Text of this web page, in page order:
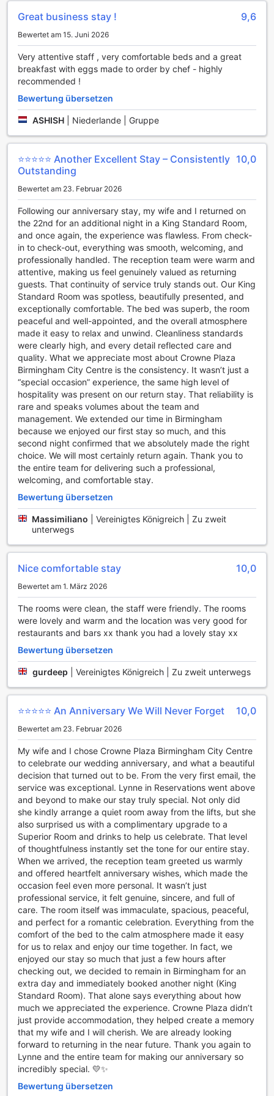
ereignisreichen Tag zu entspannen. Genießen Sie einen
exquisiten Cocktail oder ein kühles Bier in geselliger Runde,
während Sie die entspannte Atmosphäre und das moderne
Design der Bar auf sich wirken lassen.
Darüber hinaus verfügt das Hotel über einen einladenden
Gemeinschaftsbereich mit einem Fernseher, wo Gäste
zusammenkommen können, um ihre Lieblingssendungen
oder Sportereignisse zu verfolgen. Diese gemütliche
Lounge ist ideal für gesellige Abende mit Freunden oder
anderen Reisenden. Wenn Sie Lust auf Shopping haben,
können Sie die nahegelegenen Geschäfte erkunden, die
eine Vielzahl von Angeboten bieten. Das Crowne Plaza
Birmingham City ist somit der perfekte Ort für Unterhaltung
und Geselligkeit während Ihres Aufenthalts in Birmingham.
Das Crowne Plaza Birmingham City bietet seinen Gästen
eine herausragende Auswahl an Sporteinrichtungen, die
sowohl für Fitnessbegeisterte als auch für Freizeitspieler
ideal sind. Das moderne Fitnesscenter ist rund um die Uhr
geöffnet und ermöglicht es den Gästen, jederzeit ihr
individuelles Training zu absolvieren. Mit einer Vielzahl von
hochmodernen Geräten, darunter Cardiogeräte,
Kraftmaschinen und Freihanteln, können Sie Ihr Fitnessziel
bequem während Ihres Aufenthalts verfolgen.
Für Tennisliebhaber stehen im Hotel mehrere Tennisplätze
zur Verfügung, die sowohl für Anfänger als auch für
erfahrene Spieler geeignet sind. Diese gut gepflegten
Plätze bieten die perfekte Kulisse für ein spannendes
Match oder ein entspanntes Spiel mit Freunden. Egal, ob
Sie Ihre Fähigkeiten verbessern oder einfach nur Spaß
haben möchten, die Tennisanlagen im Crowne Plaza
Birmingham City sorgen für ein aktives und unterhaltsames
Erlebnis während Ihres Aufenthalts.
Bequeme Annehmlichkeiten im Crowne Plaza
Birmingham City
eine Vielzahl an bequemen Annehmlichkeiten, die den
Aufenthalt zu einem unvergesslichen Erlebnis machen. Der
erstklassige Wäscheservice, einschließlich
Trockenreinigung, sorgt dafür, dass Ihre Kleidung immer
frisch und gepflegt bleibt. Für diejenigen, die es schätzen,
ihre Mahlzeiten in der Privatsphäre ihres Zimmers zu
genießen, steht ein erstklassiger Zimmerservice zur
Verfügung, der eine köstliche Auswahl an Speisen und
Getränken bietet. Darüber hinaus sorgt der Concierge-
Service dafür, dass alle Wünsche und Fragen der Gäste
erfüllt werden, sei es bei der Organisation von Ausflügen
oder bei der Empfehlung von lokalen Attraktionen.
Die Lage des Hotels in Birmingham ermöglicht es den
Gästen, sich in den öffentlichen Bereichen dank
kostenlosem WLAN zu vernetzen und ihre Online-
Aktivitäten ohne Unterbrechung fortzusetzen. Jedes
Zimmer ist ebenfalls mit kostenlosem WLAN ausgestattet,
sodass Sie auch während Ihres Aufenthalts in Verbindung
Raucherbereich, der einen angenehmen Rückzugsort
bietet. Der Express-Check-in/Check-out sowie die
Gepäckaufbewahrung erleichtern den An- und
Abreiseprozess, während der tägliche Reinigungsservice
dafür sorgt, dass Ihr Zimmer stets in einwandfreiem
Zustand ist. Im Crowne Plaza Birmingham City sind alle
Annehmlichkeiten vorhanden, um Ihren Aufenthalt so
komfortabel und angenehm wie möglich zu gestalten.
Transportmöglichkeiten im Crowne Plaza Birmingham
City
Das Crowne Plaza Birmingham City bietet seinen Gästen
eine hervorragende Auswahl an Transportmöglichkeiten,
die den Aufenthalt in dieser pulsierenden Stadt noch
angenehmer gestalten. Die bequeme Anbindung an den
Flughafen ist ein Highlight, da der Hoteltransfer eine
stressfreie Anreise garantiert. Gäste können sich auf einen
reibungslosen Transfer freuen, der sie schnell und
komfortabel zu ihrem Ziel bringt.
Zusätzlich zu den Flughafen-Transfers bietet das Hotel
auch die Möglichkeit, verschiedene Touren zu buchen. So
können Gäste die schönsten Sehenswürdigkeiten von
Birmingham entdecken, ohne sich um die Anreise kümmern
zu müssen. Für diejenigen, die mit dem Auto anreisen, steht
ein hoteleigener Parkplatz zur Verfügung, wobei zu
beachten ist, dass Parkgebühren anfallen. Diese
praktischen Transportmöglichkeiten machen das Crowne
Plaza Birmingham City zur idealen Wahl für Reisende, die
sowohl Komfort als auch Erreichbarkeit schätzen.
Great business stay ! 9,6
Bewertet am 15. Juni 2026
Very attentive staff , very comfortable beds and a great
breakfast with eggs made to order by chef - highly
recommended !
Bewertung übersetzen
ASHISH Niederlande | Gruppe
⭐️⭐️⭐️⭐️⭐️ Another Excellent Stay – Consistently
Outstanding
10,0
Bewertet am 23. Februar 2026
Following our anniversary stay, my wife and I returned on
the 22nd for an additional night in a King Standard Room,
and once again, the experience was flawless. From check-
in to check-out, everything was smooth, welcoming, and
professionally handled. The reception team were warm and
attentive, making us feel genuinely valued as returning
guests. That continuity of service truly stands out. Our King
Standard Room was spotless, beautifully presented, and
exceptionally comfortable. The bed was superb, the room
peaceful and well-appointed, and the overall atmosphere
made it easy to relax and unwind. Cleanliness standards
were clearly high, and every detail reflected care and
quality. What we appreciate most about Crowne Plaza
Birmingham City Centre is the consistency. It wasn’t just a
“special occasion” experience, the same high level of
hospitality was present on our return stay. That reliability is
rare and speaks volumes about the team and
management. We extended our time in Birmingham
because we enjoyed our first stay so much, and this
second night confirmed that we absolutely made the right
choice. We will most certainly return again. Thank you to
the entire team for delivering such a professional,
welcoming, and comfortable stay.
Bewertung übersetzen
Massimiliano |Vereinigtes Königreich | Zu zweit
unterwegs
Nice comfortable stay 10,0
Bewertet am 1. März 2026
The rooms were clean, the staff were friendly. The rooms
were lovely and warm and the location was very good for
restaurants and bars xx thank you had a lovely stay xx
Bewertung übersetzen
gurdeep Vereinigtes Königreich | Zu zweit unterwegs
⭐️⭐️⭐️⭐️⭐️ An Anniversary We Will Never Forget 10,0
Bewertet am 23. Februar 2026
My wife and I chose Crowne Plaza Birmingham City Centre
to celebrate our wedding anniversary, and what a beautiful
decision that turned out to be. From the very first email, the
service was exceptional. Lynne in Reservations went above
and beyond to make our stay truly special. Not only did
she kindly arrange a quiet room away from the lifts, but she
also surprised us with a complimentary upgrade to a
Superior Room and drinks to help us celebrate. That level
of thoughtfulness instantly set the tone for our entire stay.
When we arrived, the reception team greeted us warmly
and offered heartfelt anniversary wishes, which made the
occasion feel even more personal. It wasn’t just
professional service, it felt genuine, sincere, and full of
care. The room itself was immaculate, spacious, peaceful,
and perfect for a romantic celebration. Everything from the
comfort of the bed to the calm atmosphere made it easy
for us to relax and enjoy our time together. In fact, we
enjoyed our stay so much that just a few hours after
checking out, we decided to remain in Birmingham for an
extra day and immediately booked another night (King
Standard Room). That alone says everything about how
much we appreciated the experience. Crowne Plaza didn’t
just provide accommodation, they helped create a memory
that my wife and I will cherish. We are already looking
forward to returning in the near future. Thank you again to
Lynne and the entire team for making our anniversary so
incredibly special. 💛✨
Bewertung übersetzen